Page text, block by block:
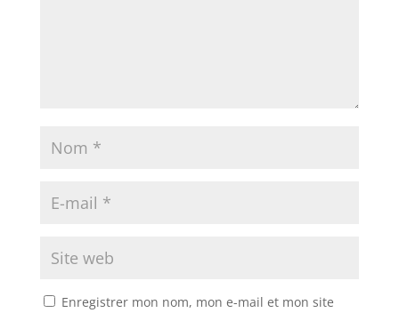
Enregistrer mon nom, mon e-mail et mon site